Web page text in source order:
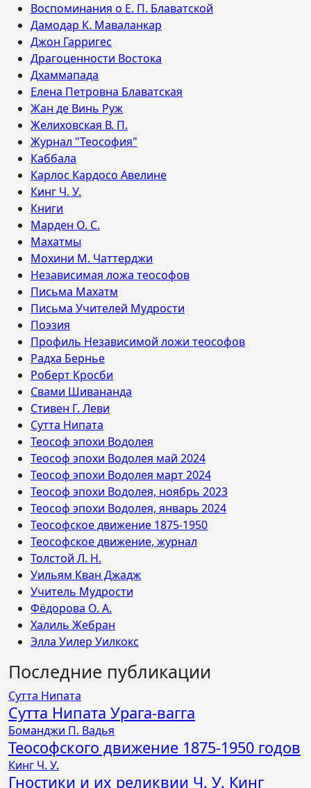
Воспоминания о Е. П. Блаватской
Дамодар К. Маваланкар
Джон Гарригес
Драгоценности Востока
Дхаммапада
Елена Петровна Блаватская
Жан де Винь Руж
Желиховская В. П.
Журнал "Теософия"
Каббала
Карлос Кардосо Авелине
Кинг Ч. У.
Книги
Марден О. С.
Махатмы
Мохини М. Чаттерджи
Независимая ложа теософов
Письма Махатм
Письма Учителей Мудрости
Поэзия
Профиль Независимой ложи теософов
Радха Бернье
Роберт Кросби
Свами Шивананда
Стивен Г. Леви
Сутта Нипата
Теософ эпохи Водолея
Теософ эпохи Водолея май 2024
Теософ эпохи Водолея март 2024
Теософ эпохи Водолея, ноябрь 2023
Теософ эпохи Водолея, январь 2024
Теософское движение 1875-1950
Теософское движение, журнал
Толстой Л. Н.
Уильям Кван Джадж
Учитель Мудрости
Фёдорова О. А.
Халиль Жебран
Элла Уилер Уилкокс
Последние публикации
Сутта Нипата
Сутта Нипата Урага-вагга
Боманджи П. Вадья
Теософского движение 1875-1950 годов
Кинг Ч. У.
Гностики и их реликвии Ч. У. Кинг